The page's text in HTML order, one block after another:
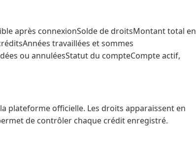
après connexionSolde de droitsMontant total en
travaillées et sommes
ou annuléesStatut du compteCompte actif,
plateforme officielle. Les droits apparaissent en
de contrôler chaque crédit enregistré.